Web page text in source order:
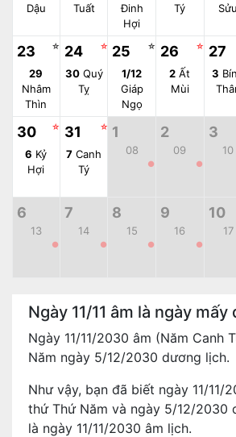
Dậu
Tuất
Đinh
Hợi
Tý
Sửu
23 ☆
29
Nhâm
Thìn
24 ☆
30Quý
Tỵ
25 ☆
1/12
Giáp
Ngọ
26 ☆
2 Ất
Mùi
27
3
30 ☆
6 Kỷ
Hợi
31 ☆
7 Canh
Tý
1
08
●
2
09
●
3
10
6
13
●
7
14
●
8
15
●
9
16
●
10
17
Ngày 11/11 âm là ngày
Ngày 11/11/2030 âm (Năm Canh
Năm ngày 5/12/2030 dương lịch.
Như vậy, bạn đã biết ngày 11/11/
thứ Thứ Năm và ngày 5/12/2030
là ngày 11/11/2030 âm lịch.